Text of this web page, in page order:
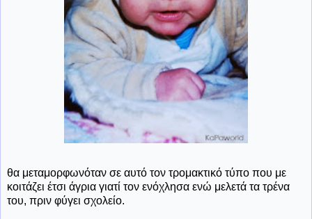
θα μεταμορφωνόταν σε αυτό τον τρομακτικό τύπο που με
κοιτάζει έτσι άγρια γιατί τον ενόχλησα ενώ μελετά τα τρένα
του, πριν φύγει σχολείο.